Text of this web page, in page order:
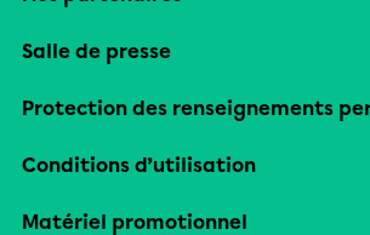
Salle de presse
Protection des renseignements
Conditions d’utilisation
Matériel promotionnel